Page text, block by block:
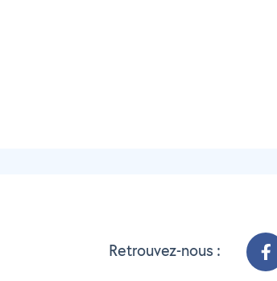
Retrouvez-nous :